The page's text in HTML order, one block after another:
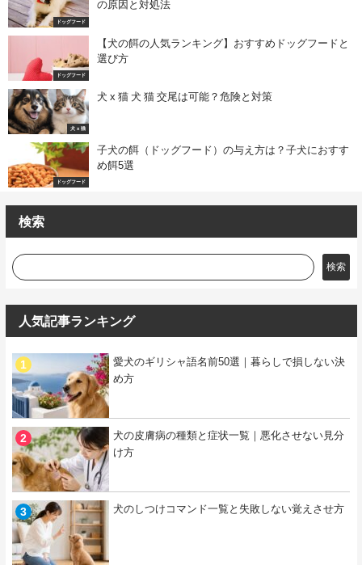
ドッグフード
の原因と対処法
ドッグフード
【犬の餌の人気ランキング】おすすめドッグフードと
選び方
犬 x 猫
犬 x 猫 犬 猫 交尾は可能？危険と対策
ドッグフード
子犬の餌（ドッグフード）の与え方は？子犬におすす
め餌5選
検索
検索
人気記事ランキング
愛犬のギリシャ語名前50選｜暮らしで損しない決
め方
犬の皮膚病の種類と症状一覧｜悪化させない見分
け方
犬のしつけコマンド一覧と失敗しない覚えさせ方